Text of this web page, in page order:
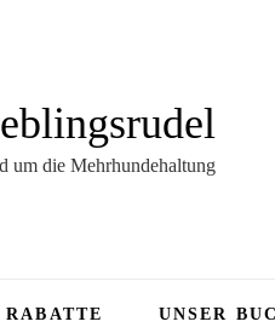
um die Mehrhundehaltung
UNSER